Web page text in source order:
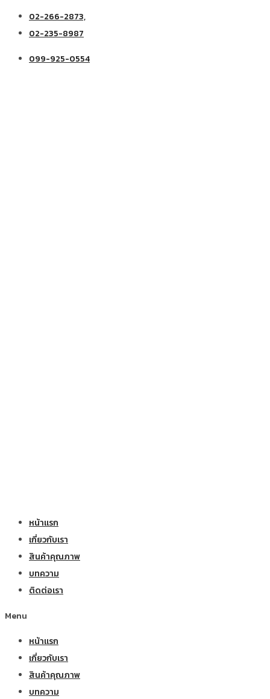
02-266-2873,
02-235-8987
099-925-0554
หน้าแรก
เกี่ยวกับเรา
สินค้าคุณภาพ
บทความ
ติดต่อเรา
Menu
หน้าแรก
เกี่ยวกับเรา
สินค้าคุณภาพ
บทความ